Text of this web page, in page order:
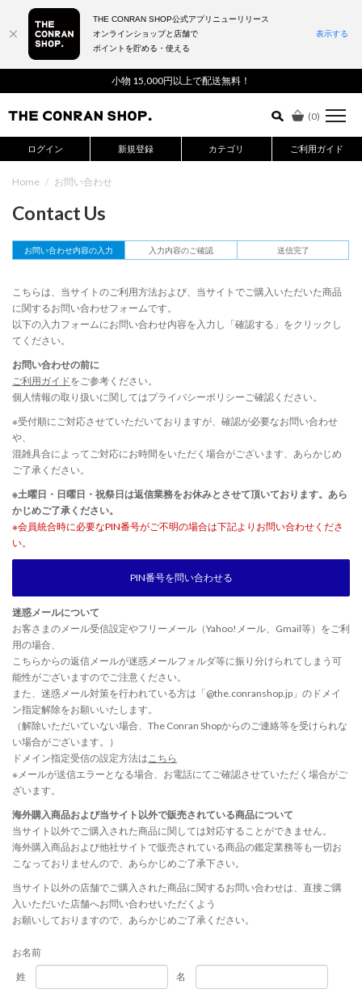
小物 15,000円以上で配送無料！
(0)
ログイン 新規登録 カテゴリ ご利用ガイド
詳細検索はこちら
Home / お問い合わせ
Contact Us
お問い合わせ内容の入力 入力内容のご確認 送信完了
こちらは、当サイトのご利用方法および、当サイトでご購入いただいた商品
に関するお問い合わせフォームです。
以下の入力フォームにお問い合わせ内容を入力し「確認する」をクリックし
てください。
お問い合わせの前に
ご利用ガイドをご参考ください。
個人情報の取り扱いに関してはプライバシーポリシーご確認ください。
※受付順にご対応させていただいておりますが、確認が必要なお問い合わせ
や、
混雑具合によってご対応にお時間をいただく場合がございます、あらかじめ
ご了承ください。
※土曜日・日曜日・祝祭日は返信業務をお休みとさせて頂いております。あら
かじめご了承ください。
※会員統合時に必要なPIN番号がご不明の場合は下記よりお問い合わせくださ
い。
PIN番号を問い合わせる
迷惑メールについて
お客さまのメール受信設定やフリーメール（Yahoo!メール、Gmail等）をご利
用の場合、
こちらからの返信メールが迷惑メールフォルダ等に振り分けられてしまう可
能性がございますのでご注意ください。
また、迷惑メール対策を行われている方は「@the.conranshop.jp」のドメイ
ン指定解除をお願いいたします。
（解除いただいていない場合、The Conran Shopからのご連絡等を受けられな
い場合がございます。）
ドメイン指定受信の設定方法はこちら
※メールが送信エラーとなる場合、お電話にてご確認させていただく場合がご
ざいます。
海外購入商品および当サイト以外で販売されている商品について
当サイト以外でご購入された商品に関しては対応することができません。
海外購入商品および他社サイトで販売されている商品の鑑定業務等も一切お
こなっておりませんので、あらかじめご了承下さい。
当サイト以外の店舗でご購入された商品に関するお問い合わせは、直接ご購
入いただいた店舗へお問い合わせいただくよう
お願いしておりますので、あらかじめご了承ください。
お名前
姓
名
THE CONRAN SHOP公式アプリニューリリース
オンラインショップと店舗で
ポイントを貯める・使える
表示する